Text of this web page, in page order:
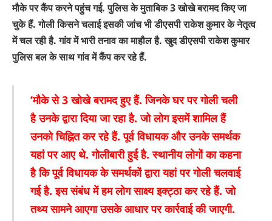
मौके पर कैंप करने पहुंच गई. पुलिस के मुताबिक 3 खोखे बरामद किए जा
चुके हैं. गोली किसने चलाई इसकी जांच भी डीएसपी राकेश कुमार के नेतृत्व
में चल रही है. गांव में भारी तनाव का माहौल है. खुद डीएसपी राकेश कुमार
पुलिस बल के साथ गांव में कैंप कर रहे हैं.
‘मौके से 3 खोखे बरामद हुए हैं. जिनके घर पर गोली चली
है उनके द्वारा दिया जा रहा है. जो लोग इसमें शामिल हैं
उनको चिह्नित कर रहे हैं. पूर्व विधायक और उनके समर्थक
यहां पर आए थे. गोलीबारी हुई है. स्थानीय लोगों का कहना
है कि पूर्व विधायक के समर्थकों द्वारा यहां पर गोली चलवाई
गई है. इस संबंध में हम लोग साक्ष्य इक्ट्ठा कर रहे हैं. जो
तथ्य सामने आएगा उसके आधार पर कार्रवाई की जाएगी.